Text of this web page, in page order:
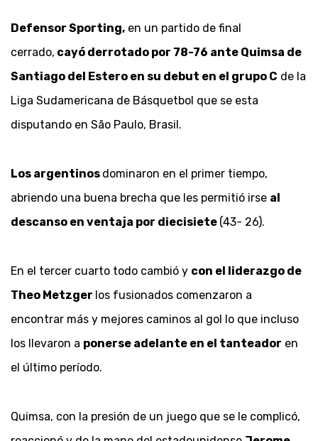
Defensor Sporting, en un partido de final
cerrado, cayó derrotado por 78-76 ante Quimsa de
Santiago del Estero en su debut en el grupo C de la
Liga Sudamericana de Básquetbol que se esta
disputando en São Paulo, Brasil.
Los argentinos dominaron en el primer tiempo,
abriendo una buena brecha que les permitió irse al
descanso en ventaja por diecisiete (43- 26).
En el tercer cuarto todo cambió y con el liderazgo de
Theo Metzger los fusionados comenzaron a
encontrar más y mejores caminos al gol lo que incluso
los llevaron a ponerse adelante en el tanteador en
el último período.
Quimsa, con la presión de un juego que se le complicó,